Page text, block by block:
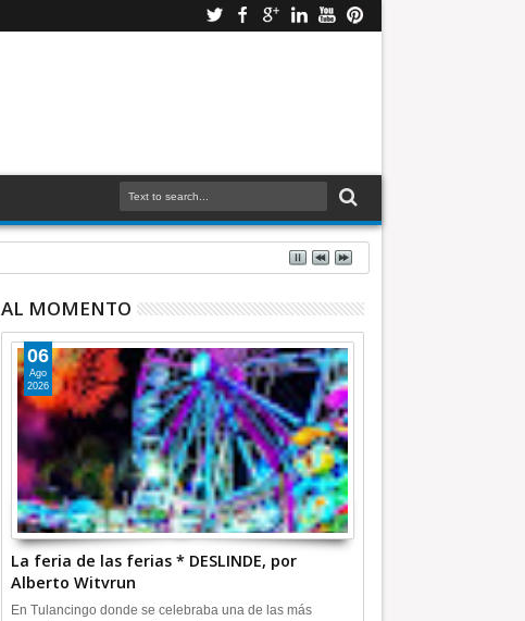
AL MOMENTO
La feria de las ferias * DESLINDE, por
Alberto Witvrun
06
Ago
2026
En Tulancingo donde se celebraba una de las más